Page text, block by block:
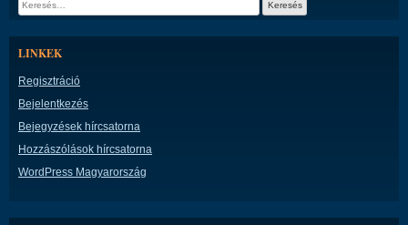
LINKEK
Regisztráció
Bejelentkezés
Bejegyzések hírcsatorna
Hozzászólások hírcsatorna
WordPress Magyarország